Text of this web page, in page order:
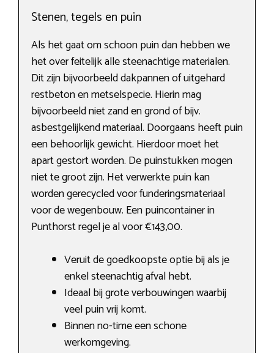
Stenen, tegels en puin
Als het gaat om schoon puin dan hebben we
het over feitelijk alle steenachtige materialen.
Dit zijn bijvoorbeeld dakpannen of uitgehard
restbeton en metselspecie. Hierin mag
bijvoorbeeld niet zand en grond of bijv.
asbestgelijkend materiaal. Doorgaans heeft puin
een behoorlijk gewicht. Hierdoor moet het
apart gestort worden. De puinstukken mogen
niet te groot zijn. Het verwerkte puin kan
worden gerecycled voor funderingsmateriaal
voor de wegenbouw. Een puincontainer in
Punthorst regel je al voor €143,00.
Veruit de goedkoopste optie bij als je
enkel steenachtig afval hebt.
Ideaal bij grote verbouwingen waarbij
veel puin vrij komt.
Binnen no-time een schone
werkomgeving.